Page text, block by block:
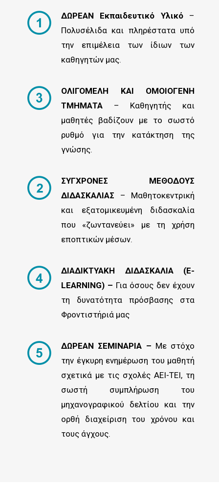
ΔΩΡΕΑΝ Εκπαιδευτικό Υλικό –
Πολυσέλιδα και πληρέστατα υπό
την επιμέλεια των ίδιων των
καθηγητών μας.
ΟΛΙΓΟΜΕΛΗ ΚΑΙ ΟΜΟΙΟΓΕΝΗ
ΤΜΗΜΑΤΑ – Καθηγητής και
μαθητές βαδίζουν με το σωστό
ρυθμό για την κατάκτηση της
γνώσης.
ΣΥΓΧΡΟΝΕΣ ΜΕΘΟΔΟΥΣ
ΔΙΔΑΣΚΑΛΙΑΣ – Μαθητοκεντρική
και εξατομικευμένη διδασκαλία
που «ζωντανεύει» με τη χρήση
εποπτικών μέσων.
ΔΙΑΔΙΚΤΥΑΚΗ ΔΙΔΑΣΚΑΛΙΑ (E-
LEARNING) – Για όσους δεν έχουν
τη δυνατότητα πρόσβασης στα
Φροντιστήριά μας
ΔΩΡΕΑΝ ΣΕΜΙΝΑΡΙΑ – Με στόχο
την έγκυρη ενημέρωση του μαθητή
σχετικά με τις σχολές ΑΕΙ-ΤΕΙ, τη
σωστή συμπλήρωση του
μηχανογραφικού δελτίου και την
ορθή διαχείριση του χρόνου και
τους άγχους.